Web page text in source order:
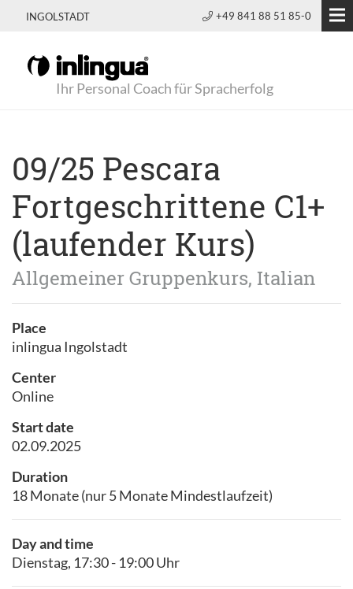
INGOLSTADT +49 841 88 51 85-0
Ihr Personal Coach für Spracherfolg
09/25 Pescara
Fortgeschrittene C1+
(laufender Kurs)
Allgemeiner Gruppenkurs, Italian
Place
inlingua Ingolstadt
Center
Online
Start date
02.09.2025
Duration
18 Monate (nur 5 Monate Mindestlaufzeit)
Day and time
Dienstag, 17:30 - 19:00 Uhr